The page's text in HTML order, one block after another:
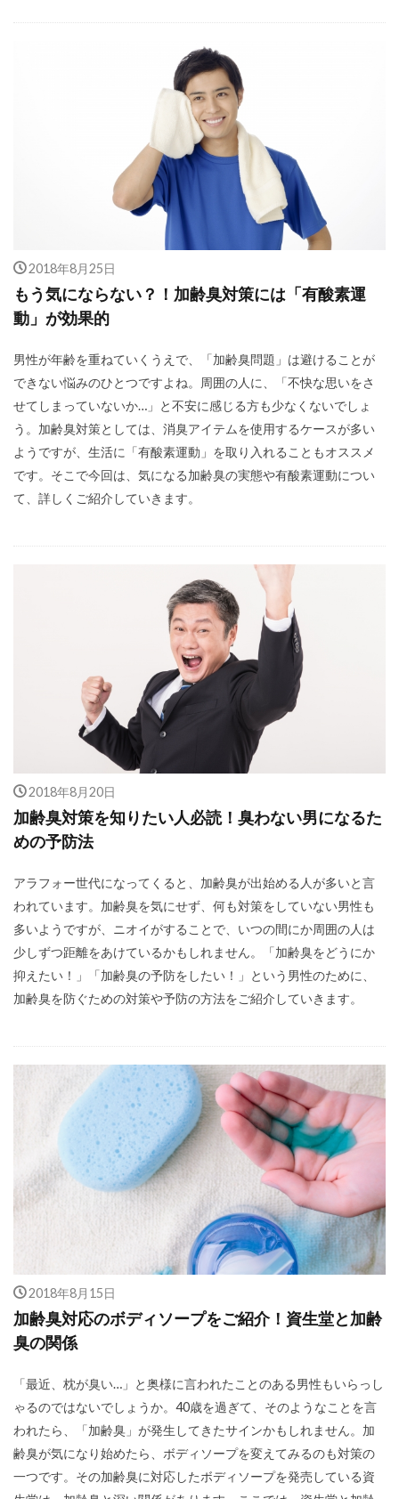
2018年8月25日
もう気にならない？！加齢臭対策には「有酸素運
動」が効果的
男性が年齢を重ねていくうえで、「加齢臭問題」は避けることが
できない悩みのひとつですよね。周囲の人に、「不快な思いをさ
せてしまっていないか…」と不安に感じる方も少なくないでしょ
う。加齢臭対策としては、消臭アイテムを使用するケースが多い
ようですが、生活に「有酸素運動」を取り入れることもオススメ
です。そこで今回は、気になる加齢臭の実態や有酸素運動につい
て、詳しくご紹介していきます。
2018年8月20日
加齢臭対策を知りたい人必読！臭わない男になるた
めの予防法
アラフォー世代になってくると、加齢臭が出始める人が多いと言
われています。加齢臭を気にせず、何も対策をしていない男性も
多いようですが、ニオイがすることで、いつの間にか周囲の人は
少しずつ距離をあけているかもしれません。「加齢臭をどうにか
抑えたい！」「加齢臭の予防をしたい！」という男性のために、
加齢臭を防ぐための対策や予防の方法をご紹介していきます。
2018年8月15日
加齢臭対応のボディソープをご紹介！資生堂と加齢
臭の関係
「最近、枕が臭い…」と奥様に言われたことのある男性もいらっし
ゃるのではないでしょうか。40歳を過ぎて、そのようなことを言
われたら、「加齢臭」が発生してきたサインかもしれません。加
齢臭が気になり始めたら、ボディソープを変えてみるのも対策の
一つです。その加齢臭に対応したボディソープを発売している資